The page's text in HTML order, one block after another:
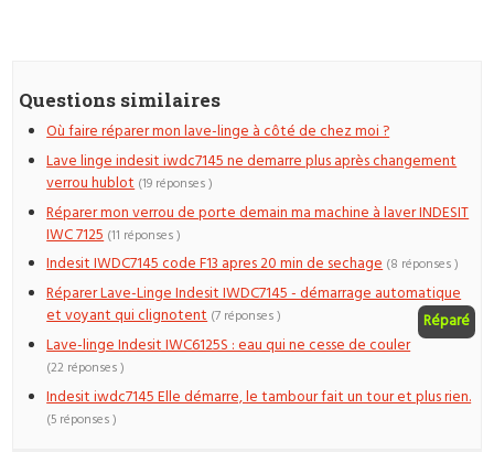
Questions similaires
Où faire réparer mon lave-linge à côté de chez moi ?
Lave linge indesit iwdc7145 ne demarre plus après changement
verrou hublot (19 réponses )
Réparer mon verrou de porte demain ma machine à laver INDESIT
IWC 7125 (11 réponses )
Indesit IWDC7145 code F13 apres 20 min de sechage (8 réponses )
Réparer Lave-Linge Indesit IWDC7145 - démarrage automatique
et voyant qui clignotent
Réparé
(7 réponses )
Lave-linge Indesit IWC6125S : eau qui ne cesse de couler
(22 réponses )
Indesit iwdc7145 Elle démarre, le tambour fait un tour et plus rien.
(5 réponses )